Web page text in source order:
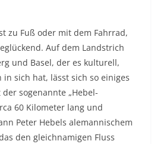
zu Fuß oder mit dem Fahrrad,
Auf dem Landstrich
und Basel, der es kulturell,
sich hat, lässt sich so einiges
sogenannte „Hebel-
60 Kilometer lang und
Peter Hebels alemannischem
den gleichnamigen Fluss